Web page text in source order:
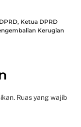
Ketua DPRD
Kerugian
Ruas yang wajib